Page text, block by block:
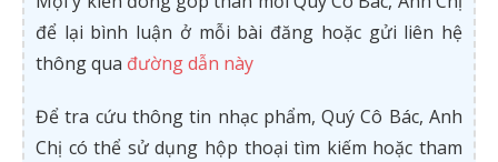
để lại bình luận ở mỗi bài đăng hoặc gửi liên hệ
thông qua đường dẫn này
Để tra cứu thông tin nhạc phẩm, Quý Cô Bác, Anh
Chị có thể sử dụng hộp thoại tìm kiếm hoặc tham